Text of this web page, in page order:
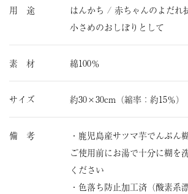
用 途
はんかち / 赤ちゃんのよだれ
小さめのおしぼりとして
素 材 綿100％
サイズ 約30×30cm（縮率：約15％）
備 考
・鹿児島産サツマ芋でんぷん
ご使用前にお湯で十分に糊を
ください
・色落ち防止加工済（酸素系